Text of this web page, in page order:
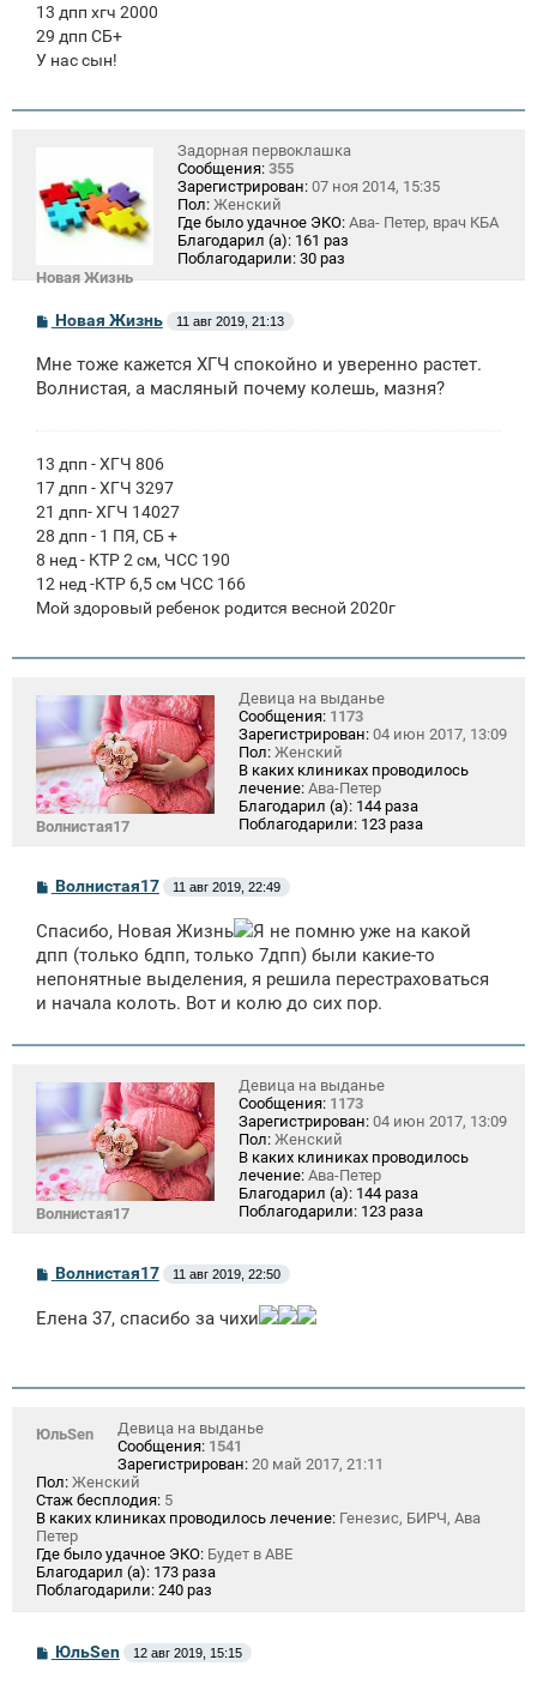
13 дпп хгч 2000
29 дпп СБ+
У нас сын!
Новая Жизнь
Задорная первоклашка
Сообщения: 355
Зарегистрирован: 07 ноя 2014, 15:35
Пол: Женский
Где было удачное ЭКО: Ава- Петер, врач КБА
Благодарил (а): 161 раз
Поблагодарили: 30 раз
С
б
щ
Новая Жизнь 11 авг 2019, 21:13
Мне тоже кажется ХГЧ спокойно и уверенно растет.
Волнистая, а масляный почему колешь, мазня?
13 дпп - ХГЧ 806
17 дпп - ХГЧ 3297
21 дпп- ХГЧ 14027
28 дпп - 1 ПЯ, СБ +
8 нед - КТР 2 см, ЧСС 190
12 нед -КТР 6,5 см ЧСС 166
Мой здоровый ребенок родится весной 2020г
Волнистая17
Девица на выданье
Сообщения: 1173
Зарегистрирован: 04 июн 2017, 13:09
Пол: Женский
В каких клиниках проводилось
лечение: Ава-Петер
Благодарил (а): 144 раза
Поблагодарили: 123 раза
С
б
щ
н
и
Волнистая17 11 авг 2019, 22:49
Спасибо, Новая Жизнь
Я не помню уже на какой
дпп (только 6дпп, только 7дпп) были какие-то
непонятные выделения, я решила перестраховаться
и начала колоть. Вот и колю до сих пор.
Волнистая17
Девица на выданье
Сообщения: 1173
Зарегистрирован: 04 июн 2017, 13:09
Пол: Женский
В каких клиниках проводилось
лечение: Ава-Петер
Благодарил (а): 144 раза
Поблагодарили: 123 раза
С
б
и
Волнистая17 11 авг 2019, 22:50
Елена 37, спасибо за чихи
ЮльSen
Девица на выданье
Сообщения: 1541
Зарегистрирован: 20 май 2017, 21:11
Пол: Женский
Стаж бесплодия: 5
В каких клиниках проводилось лечение: Генезис, БИРЧ, Ава
Петер
Где было удачное ЭКО: Будет в АВЕ
Благодарил (а): 173 раза
Поблагодарили: 240 раз
СЮльSen 12 авг 2019, 15:15